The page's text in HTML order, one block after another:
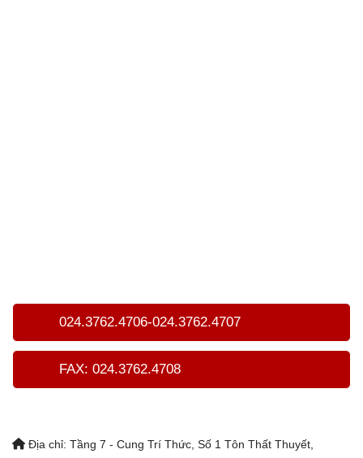
024.3762.4706-024.3762.4707
FAX: 024.3762.4708
Địa chỉ: Tầng 7 - Cung Trí Thức, Số 1 Tôn Thất Thuyết,